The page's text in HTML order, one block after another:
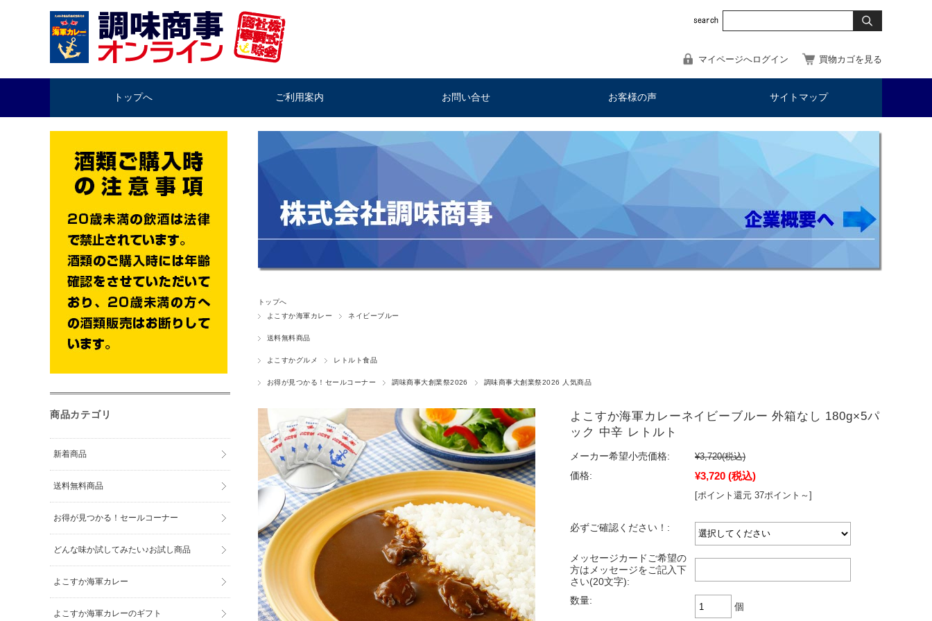
マイページへログイン 買物カゴを見る
トップへ ご利用案内 お問い合せ お客様の声 サイトマップ
トップへ
よこすか海軍カレー
ネイビーブルー
送料無料商品
よこすかグルメ レトルト食品
お得が見つかる！セールコーナー 調味商事大創業祭2026 調味商事大創業祭2026 人気商品
よこすか海軍カレーネイビーブルー 外箱なし 180g×5パ
ック 中辛 レトルト
メーカー希望小売価格: ¥3,720(税込)
価格:
¥3,720 (税込)
[ポイント還元 37ポイント～]
必ずご確認ください！:
メッセージカードご希望の
方はメッセージをご記入下
さい(20文字):
数量:
個
商品カテゴリ
新着商品
送料無料商品
お得が見つかる！セールコーナー
どんな味か試してみたい♪お試し商品
よこすか海軍カレー
よこすか海軍カレーのギフト